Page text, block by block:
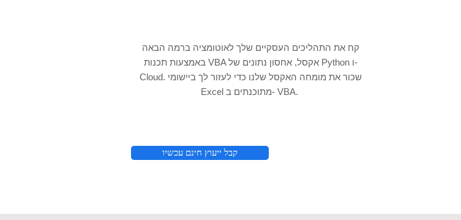
קח את התהליכים העסקיים שלך לאוטומציה ברמה הבאה
באמצעות תכנות VBA אקסל, אחסון נתונים של Python ו-
Cloud. שכור את מומחה האקסל שלנו כדי לעזור לך ביישומי
Excel מתוכנתים ב- VBA.
קבל ייעוץ חינם עכשיו